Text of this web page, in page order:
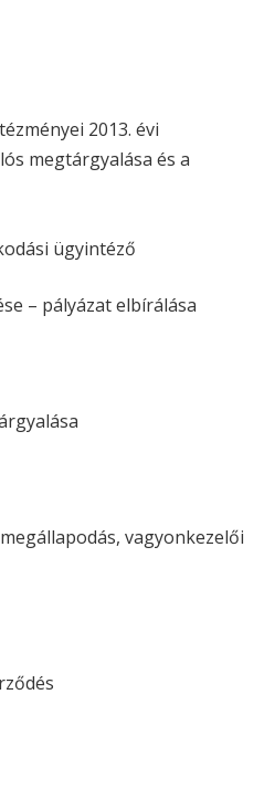
2013. évi
megtárgyalása és a
ügyintéző
– pályázat elbírálása
vagyonkezelői